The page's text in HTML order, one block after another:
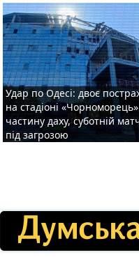
Удар по Одесі: двоє
на стадіоні
частину даху, суботній
під загрозою